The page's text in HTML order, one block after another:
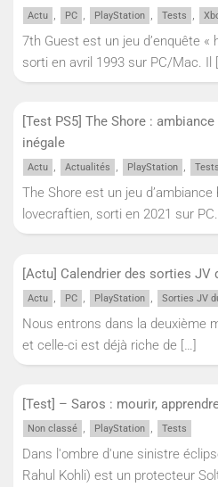
Actu , PC , PlayStation , Tests ,
7th Guest est un jeu d’enquête «
sorti en avril 1993 sur PC/Mac. Il
[Test PS5] The Shore :
inégale
Actu , Actualités , PlayStation , Tests
The Shore est un jeu
lovecraftien, sorti en 2021 sur PC.
[Actu] Calendrier des sorties JV
Actu , PC , PlayStation , Sorties JV
Nous entrons dans la deuxième
et celle-ci est déjà riche de […]
[Test] – Saros : mourir,
Non classé , PlayStation , Tests
Dans l'ombre d'une sinistre
Rahul Kohli) est un protecteur